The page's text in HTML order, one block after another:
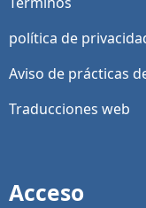
política de
Aviso de prácticas
Traducciones web
Acceso